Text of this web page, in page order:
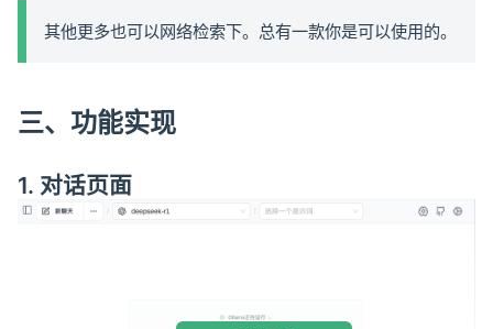
其他更多也可以网络检索下。总有一款你是可以使用的。
三、功能实现
1. 对话页面